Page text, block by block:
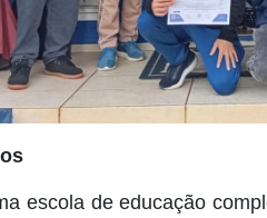
escola de educação